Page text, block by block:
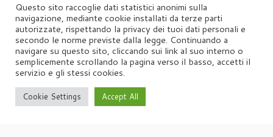
· © 2026 Agorà Powered by Designed con il tema Customizr
Questo sito raccoglie dati statistici anonimi sulla
navigazione, mediante cookie installati da terze parti
autorizzate, rispettando la privacy dei tuoi dati personali e
secondo le norme previste dalla legge. Continuando a
navigare su questo sito, cliccando sui link al suo interno o
semplicemente scrollando la pagina verso il basso, accetti il
servizio e gli stessi cookies.
Cookie Settings Accept All
UFFICIO STAMPA